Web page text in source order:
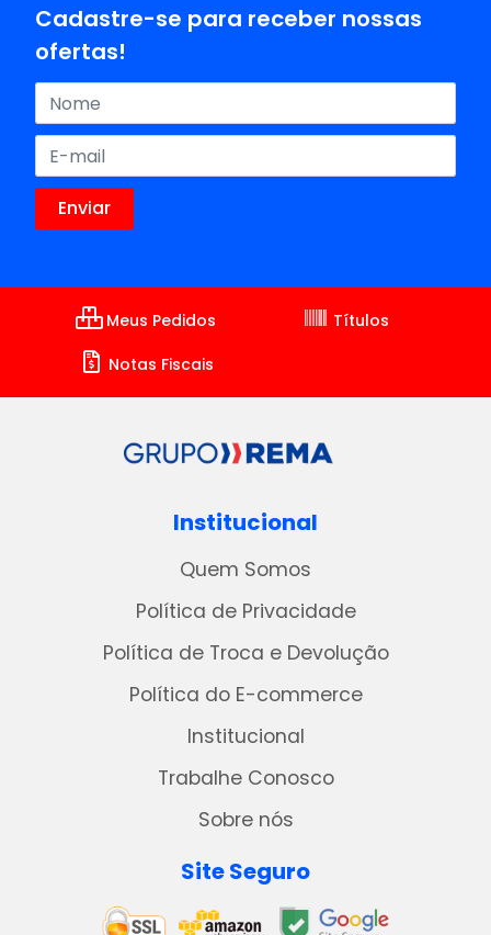
Cadastre-se para receber nossas
ofertas!
Meus Pedidos
Títulos
Notas Fiscais
Institucional
Quem Somos
Política de Privacidade
Política de Troca e Devolução
Política do E-commerce
Institucional
Trabalhe Conosco
Sobre nós
Site Seguro